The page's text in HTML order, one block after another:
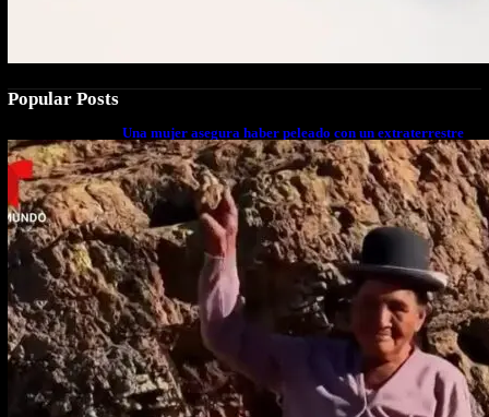
Popular Posts
Una mujer asegura haber peleado con un extraterrestre
cuerpo a cuerpo